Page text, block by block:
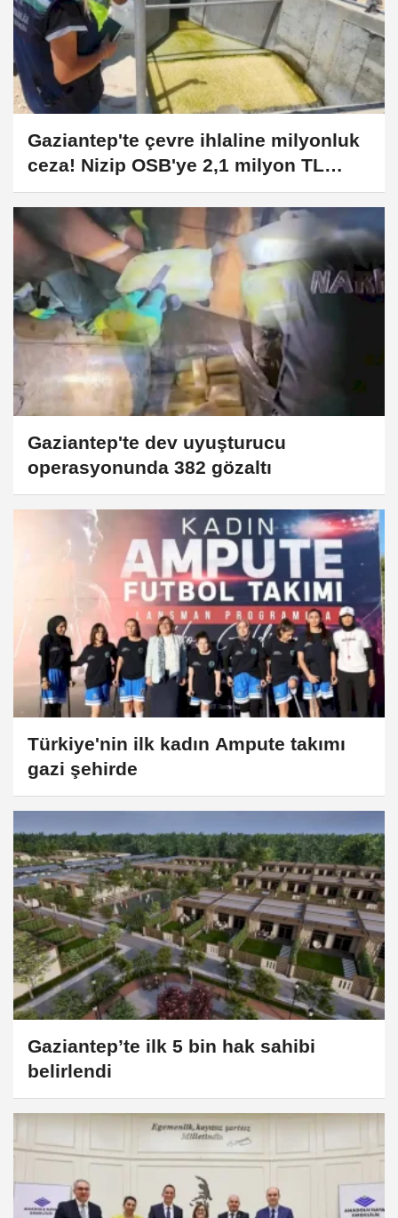
Gaziantep'te çevre ihlaline milyonluk
ceza! Nizip OSB'ye 2,1 milyon TL
yaptırım
Gaziantep'te dev uyuşturucu
operasyonunda 382 gözaltı
Türkiye'nin ilk kadın Ampute takımı
gazi şehirde
Gaziantep’te ilk 5 bin hak sahibi
belirlendi